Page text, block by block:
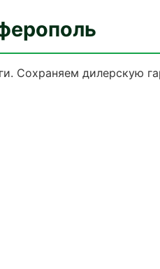
Сохраняем дилерскую